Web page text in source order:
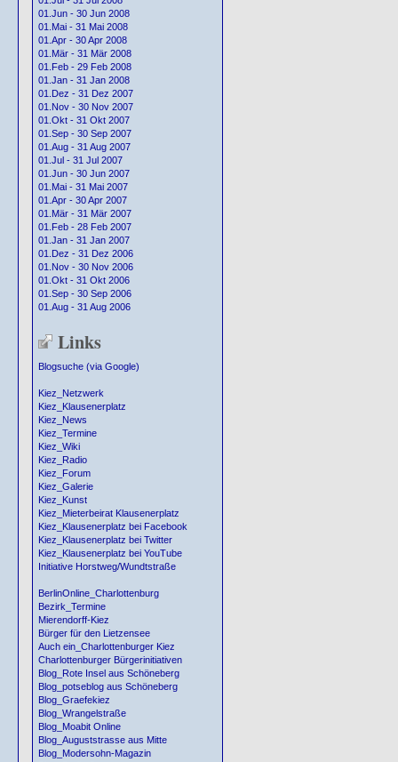
01.Jun - 30 Jun 2008
01.Mai - 31 Mai 2008
01.Apr - 30 Apr 2008
01.Mär - 31 Mär 2008
01.Feb - 29 Feb 2008
01.Jan - 31 Jan 2008
01.Dez - 31 Dez 2007
01.Nov - 30 Nov 2007
01.Okt - 31 Okt 2007
01.Sep - 30 Sep 2007
01.Aug - 31 Aug 2007
01.Jul - 31 Jul 2007
01.Jun - 30 Jun 2007
01.Mai - 31 Mai 2007
01.Apr - 30 Apr 2007
01.Mär - 31 Mär 2007
01.Feb - 28 Feb 2007
01.Jan - 31 Jan 2007
01.Dez - 31 Dez 2006
01.Nov - 30 Nov 2006
01.Okt - 31 Okt 2006
01.Sep - 30 Sep 2006
01.Aug - 31 Aug 2006
Links
Blogsuche (via Google)
Kiez_Netzwerk
Kiez_Klausenerplatz
Kiez_News
Kiez_Termine
Kiez_Wiki
Kiez_Radio
Kiez_Forum
Kiez_Galerie
Kiez_Kunst
Kiez_Mieterbeirat Klausenerplatz
Kiez_Klausenerplatz bei Facebook
Kiez_Klausenerplatz bei Twitter
Kiez_Klausenerplatz bei YouTube
Initiative Horstweg/Wundtstraße
BerlinOnline_Charlottenburg
Bezirk_Termine
Mierendorff-Kiez
Bürger für den Lietzensee
Auch ein_Charlottenburger Kiez
Charlottenburger Bürgerinitiativen
Blog_Rote Insel aus Schöneberg
Blog_potseblog aus Schöneberg
Blog_Graefekiez
Blog_Wrangelstraße
Blog_Moabit Online
Blog_Auguststrasse aus Mitte
Blog_Modersohn-Magazin